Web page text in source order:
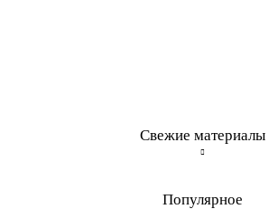
Свежие материалы
Популярное